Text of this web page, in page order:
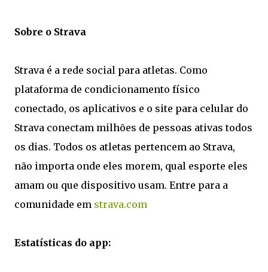
Sobre o Strava
Strava é a rede social para atletas. Como
plataforma de condicionamento físico
conectado, os aplicativos e o site para celular do
Strava conectam milhões de pessoas ativas todos
os dias. Todos os atletas pertencem ao Strava,
não importa onde eles morem, qual esporte eles
amam ou que dispositivo usam. Entre para a
comunidade em strava.com
Estatísticas do app: